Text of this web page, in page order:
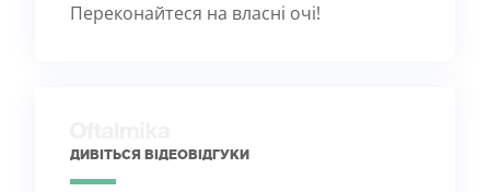
Переконайтеся на власні очі!
ДИВІТЬСЯ ВІДЕОВІДГУКИ